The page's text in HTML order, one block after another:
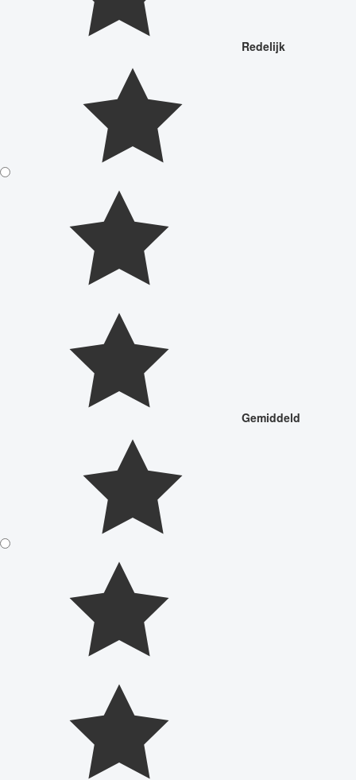
Redelijk
Gemiddeld